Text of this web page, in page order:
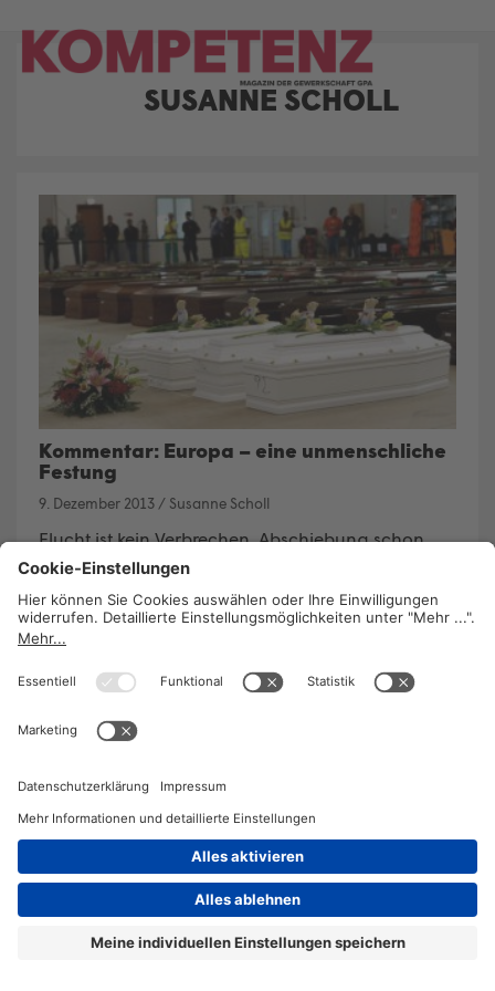
content
SUSANNE SCHOLL
Kommentar: Europa – eine unmenschliche
Festung
9. Dezember 2013 / Susanne Scholl
Flucht ist kein Verbrechen, Abschiebung schon.
Auch Österreich entledigt sich seiner
Verantwortung für Flüchtlinge und Asylwerber in
Not.
WEITERLESEN
2026 © KOMPETENZ-online
DATENSCHUTZ OFFENLEGUNG IMPRESSUM